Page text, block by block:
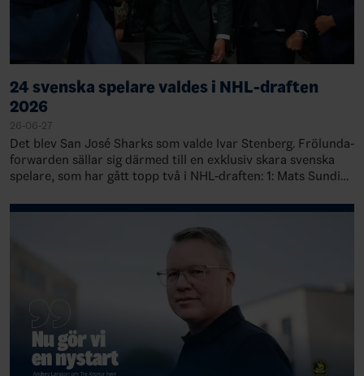
24 svenska spelare valdes i NHL-draften
2026
26-06-27
Det blev San José Sharks som valde Ivar Stenberg. Frölunda-
forwarden sällar sig därmed till en exklusiv skara svenska
spelare, som har gått topp två i NHL-draften: 1: Mats Sundin,